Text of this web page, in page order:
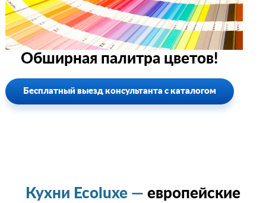
Обширная палитра цветов!
Бесплатный выезд консультанта с каталогом
Кухни Ecoluxe — европейские